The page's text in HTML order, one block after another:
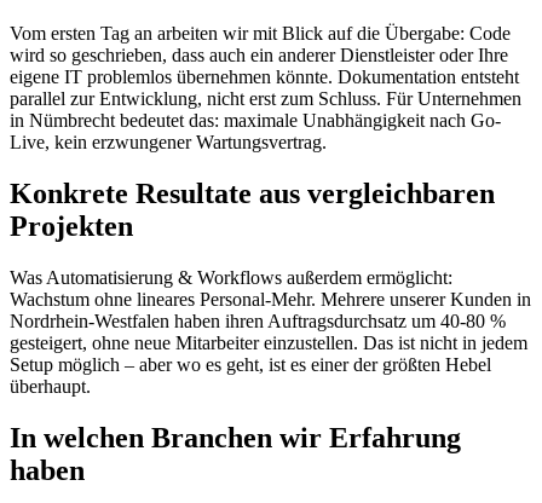
Vom ersten Tag an arbeiten wir mit Blick auf die Übergabe: Code
wird so geschrieben, dass auch ein anderer Dienstleister oder Ihre
eigene IT problemlos übernehmen könnte. Dokumentation entsteht
parallel zur Entwicklung, nicht erst zum Schluss. Für Unternehmen
in Nümbrecht bedeutet das: maximale Unabhängigkeit nach Go-
Live, kein erzwungener Wartungsvertrag.
Konkrete Resultate aus vergleichbaren
Projekten
Was Automatisierung & Workflows außerdem ermöglicht:
Wachstum ohne lineares Personal-Mehr. Mehrere unserer Kunden in
Nordrhein-Westfalen haben ihren Auftragsdurchsatz um 40-80 %
gesteigert, ohne neue Mitarbeiter einzustellen. Das ist nicht in jedem
Setup möglich – aber wo es geht, ist es einer der größten Hebel
überhaupt.
In welchen Branchen wir Erfahrung
haben